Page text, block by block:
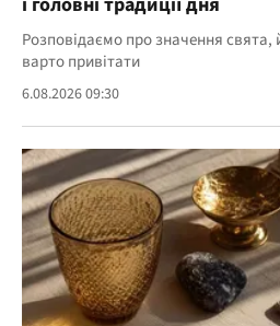
Розповідаємо про значення свята,
варто привітати
6.08.2026 09:30